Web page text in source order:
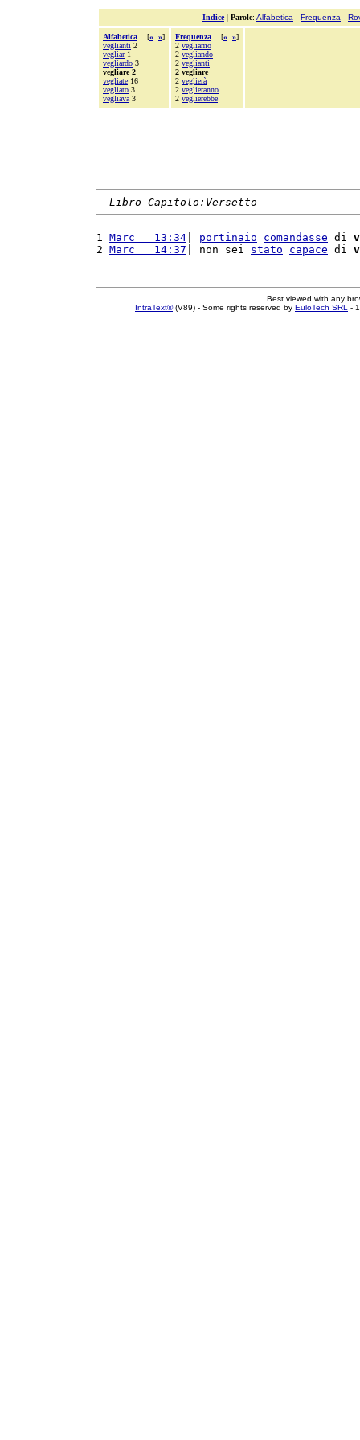
Indice| Parole: Alfabetica - Frequenza -
Alfabetica [« »]
veglianti 2
vegliar1
vegliardo 3
vegliare 2
vegliate 16
vegliato 3
vegliava 3
Frequenza [« »]
2 vegliamo
2 vegliando
2 veglianti
2 vegliare
2 veglierà
2 veglieranno
2 veglierebbe
Libro Capitolo:Versetto
1 Marc   13:34 portinaio comandasse di
2 Marc   14:37 | non sei stato capace di
Best viewed with any
IntraText®(V89) - Some rights reserved by EuloTech SRL -